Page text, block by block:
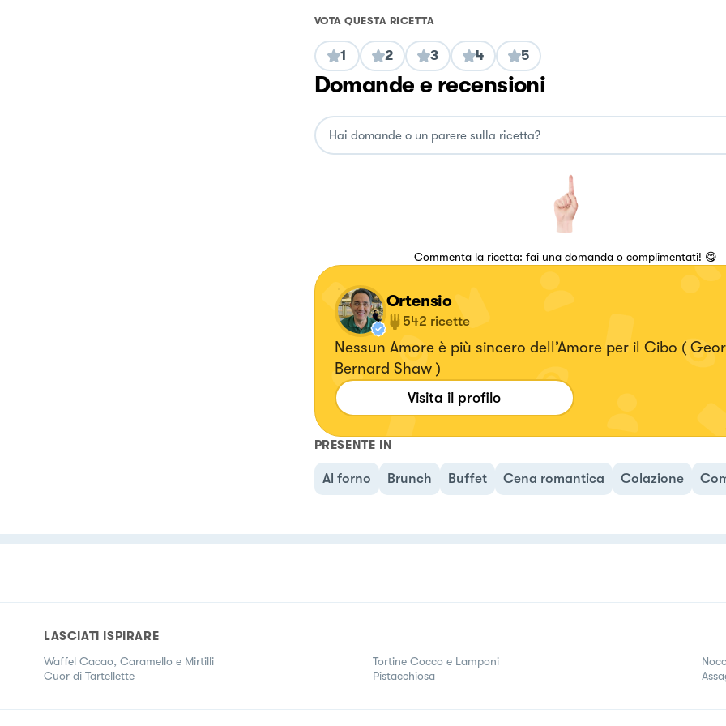
VOTA QUESTA RICETTA
1 2 3 4 5
Domande e recensioni
Commenta la ricetta: fai una domanda o complimentati! 😋
Ortensio
542 ricette
Nessun Amore è più sincero dell’Amore per il Cibo (
Bernard Shaw )
Visita il profilo
PRESENTE IN
Al forno Brunch Buffet Cena romantica Colazione
LASCIATI ISPIRARE
Waffel Cacao, Caramello e Mirtilli
Cuor di Tartellette
Tortine Cocco e Lamponi
Pistacchiosa